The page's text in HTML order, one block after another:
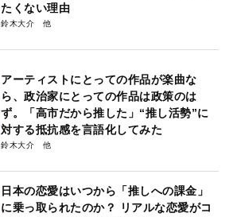
たくない理由
鈴木大介
アーティストにとっての作品が楽曲な
ら、政治家にとっての作品は政策のは
ず。「高市だから推した」“推し活勢”に
対する抵抗感を言語化してみた
鈴木大介
日本の恋愛はいつから「推しへの課金」
に乗っ取られたのか？ リアルな恋愛がコ